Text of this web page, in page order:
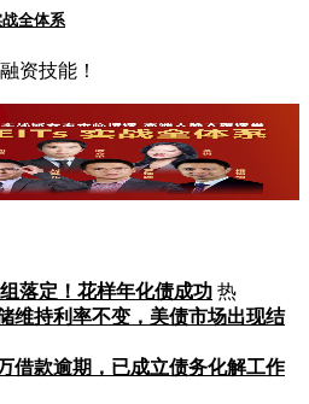
全体系
资技能！
落定！花样年化债成功 热
维持利率不变，美债市场出现结
借款逾期，已成立债务化解工作